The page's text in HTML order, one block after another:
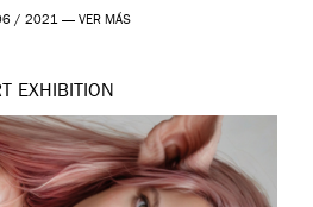
y la Wellcome […]
/ 2021 — VER MÁS
EXHIBITION